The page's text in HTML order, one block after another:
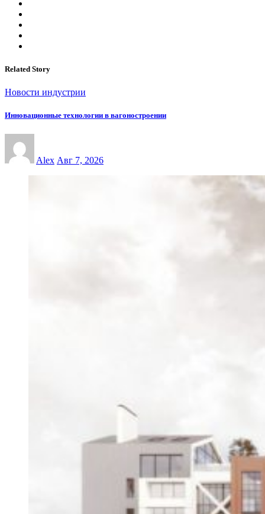
Related Story
Новости индустрии
Инновационные технологии в вагоностроении
Alex Авг 7, 2026